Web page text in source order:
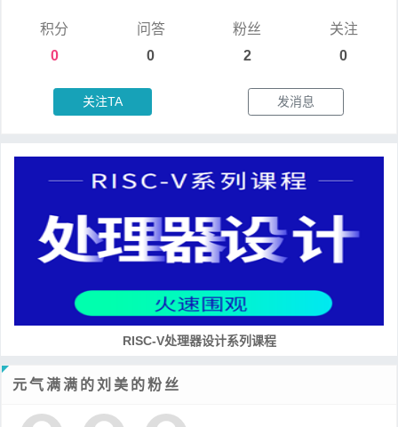
积分
0
问答
0
粉丝
2
关注
0
关注TA 发消息
培养RISC-V大学土壤 共建RISC-V教育生态
元气满满的刘美的粉丝